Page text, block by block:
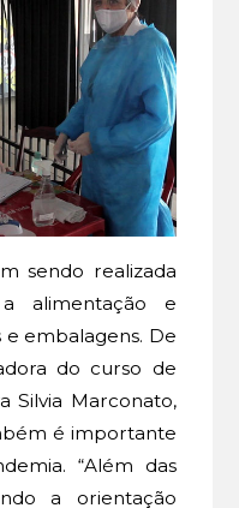
sendo realizada
alimentação e
e embalagens. De
do curso de
Silvia Marconato,
é importante
“Além das
a orientação